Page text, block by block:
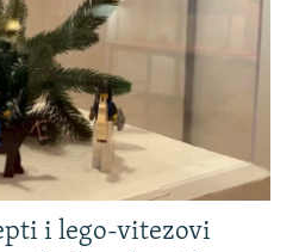
i lego-vitezovi